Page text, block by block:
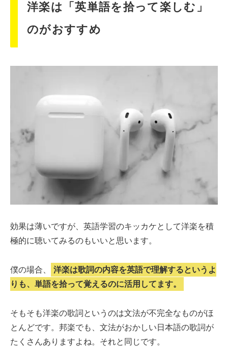
洋楽は「英単語を拾って楽しむ」
のがおすすめ
効果は薄いですが、英語学習のキッカケとして洋楽を積
極的に聴いてみるのもいいと思います。
僕の場合、
洋楽は歌詞の内容を英語で理解するというよ
りも、単語を拾って覚えるのに活用してます。
そもそも洋楽の歌詞というのは文法が不完全なものがほ
とんどです。邦楽でも、文法がおかしい日本語の歌詞が
たくさんありますよね。それと同じです。